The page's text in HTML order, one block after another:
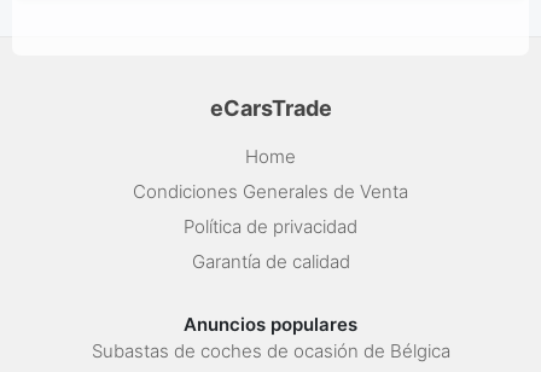
eCarsTrade
Home
Condiciones Generales de Venta
Política de privacidad
Garantía de calidad
Anuncios populares
Subastas de coches de ocasión de Bélgica